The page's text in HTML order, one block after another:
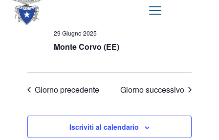
Seleziona
la
data.
Giornata intera
29 Giugno 2025
Monte Corvo (EE)
Giorno precedente Giorno successivo
Iscriviti al calendario